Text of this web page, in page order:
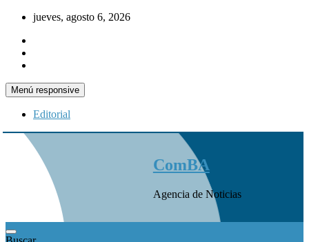
Saltar
contenido
jueves, agosto 6, 2026
Menú responsive
Editorial
ComBA
Agencia de Noticias